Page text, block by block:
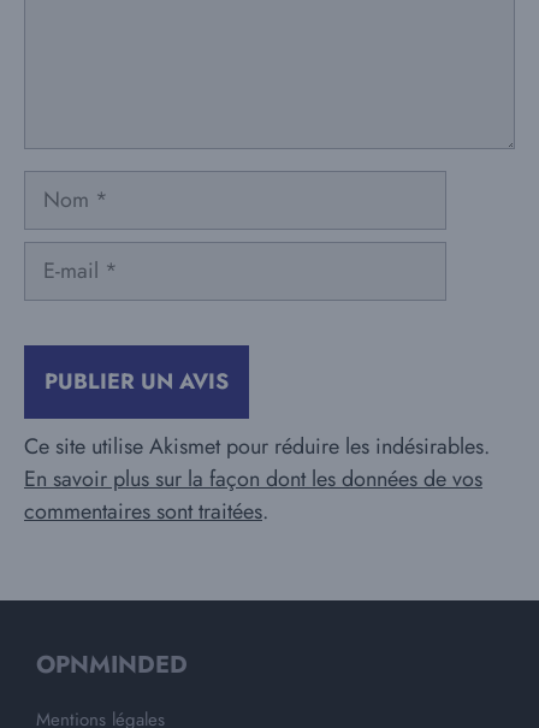
Nom
mail
Ce site utilise Akismet pour réduire les indésirables.
En savoir plus sur la façon dont les données de vos
commentaires sont traitées.
OPNMINDED
Mentions légales